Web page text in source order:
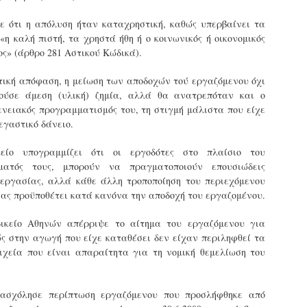
ότι η απόλυση ήταν καταχρηστική, καθώς υπερβαίνει τα
καλή πιστή, τα χρηστά ήθη ή ο κοινωνικός ή οικονομικός
(άρθρο 281 Αστικού Κώδικά).
απόφαση, η μείωση των αποδοχών τού εργαζόμενου όχι
άμεση (υλική) ζημία, αλλά θα ανατρεπόταν και ο
προγραμματισμός του, τη στιγμή μάλιστα που είχε
δάνειο.
υπογραμμίζει ότι οι εργοδότες στο πλαίσιο του
τους, μπορούν να πραγματοποιούν επουσιώδεις
αλλά κάθε άλλη τροποποίηση του περιεχόμενου
προϋποθέτει κατά κανόνα την αποδοχή του εργαζομένου.
Αθηνών απέρριψε το αίτημα του εργαζόμενου για
στην αγωγή που είχε καταθέσει δεν είχαν περιληφθεί τα
που είναι απαραίτητα για τη νομική θεμελίωση του
περίπτωση εργαζόμενου που προσλήφθηκε από
ήδη ολοκληρώσει την
είναι έτοιμοι να
τις περιπολίες και τις
στελεχών της υπηρεσίας.
JUN
Απολογισμός των
ελέγχων σε ιδιοκτήτες
JUN
Δημοτική Αστυνομία
Θεσσαλονίκης: Ένταση